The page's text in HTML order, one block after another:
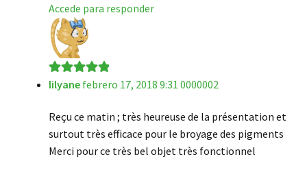
Accede para responder
Valorado en5
lilyane febrero 17, 2018 9:31 0000002
Reçu ce matin ; très heureuse de la présentation et
surtout très efficace pour le broyage des pigments
Merci pour ce très bel objet très fonctionnel